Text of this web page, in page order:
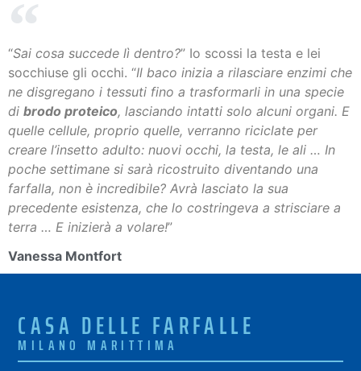
“Sai cosa succede lì dentro?” Io scossi la testa e lei
socchiuse gli occhi. “Il baco inizia a rilasciare enzimi che
ne disgregano i tessuti fino a trasformarli in una specie
di brodo proteico, lasciando intatti solo alcuni organi. E
quelle cellule, proprio quelle, verranno riciclate per
creare l’insetto adulto: nuovi occhi, la testa, le ali … In
poche settimane si sarà ricostruito diventando una
farfalla, non è incredibile? Avrà lasciato la sua
precedente esistenza, che lo costringeva a strisciare a
terra … E inizierà a volare!”
Vanessa Montfort
CASA DELLE FARFALLE
MILANO MARITTIMA